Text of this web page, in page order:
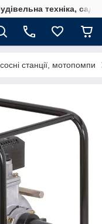
техніка,
станції, мотопомпи